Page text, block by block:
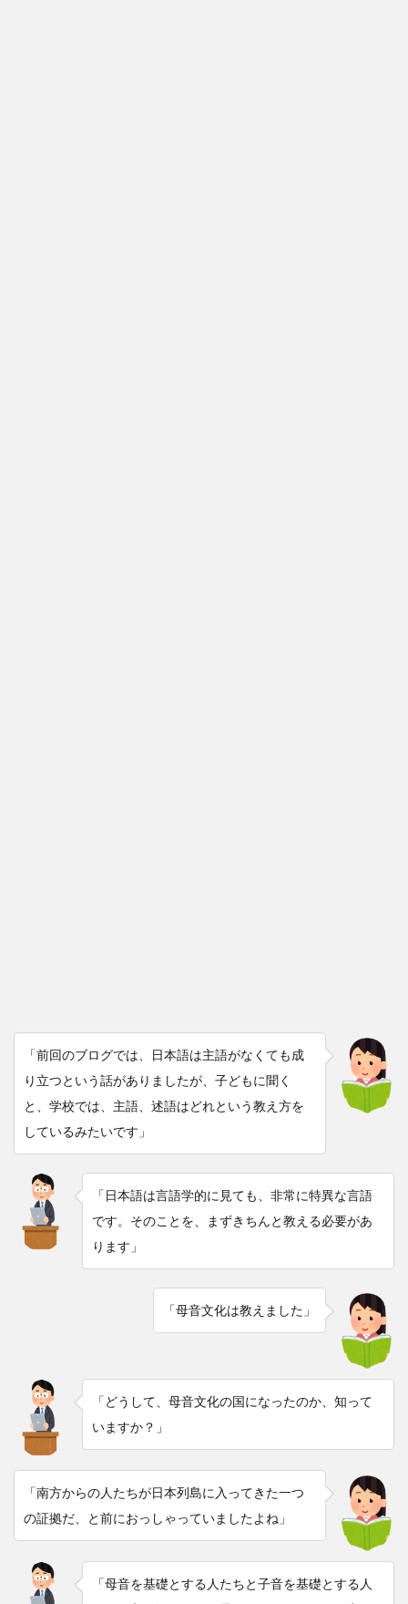
「前回のブログでは、日本語は主語がなくても成
り立つという話がありましたが、子どもに聞く
と、学校では、主語、述語はどれという教え方を
しているみたいです」
「日本語は言語学的に見ても、非常に特異な言語
です。そのことを、まずきちんと教える必要があ
ります」
「母音文化は教えました」
「どうして、母音文化の国になったのか、知って
いますか？」
「南方からの人たちが日本列島に入ってきた一つ
の証拠だ、と前におっしゃっていましたよね」
「母音を基礎とする人たちと子音を基礎とする人